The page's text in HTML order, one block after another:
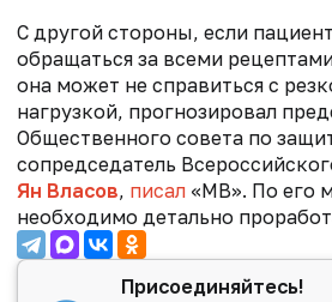
С другой стороны, если
обращаться за всеми
она может не справиться с
нагрузкой, прогнозировал
Общественного совета по
сопредседатель
Ян Власов, писал «МВ». По его
необходимо детально
Присоединяйтесь!